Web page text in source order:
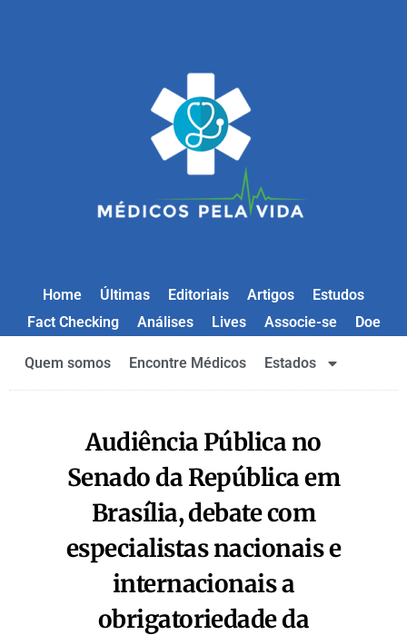
Home Últimas Editoriais Artigos
Estudos
Fact Checking
Análises Lives Associe-se Doe
Quem somos Encontre Médicos Estados
Audiência Pública no
Senado da República em
Brasília, debate com
especialistas nacionais e
internacionais a
obrigatoriedade da